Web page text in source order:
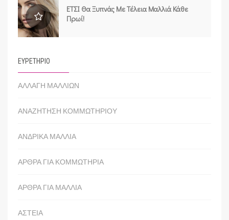
ΕΤΣΙ Θα Ξυπνάς Με Τέλεια Μαλλιά Κάθε
Πρωί!
ΕΥΡΕΤΗΡΙΟ
ΑΛΛΑΓΗ ΜΑΛΛΙΩΝ
ΑΝΑΖΗΤΗΣΗ ΚΟΜΜΩΤΗΡΙΟΥ
ΑΝΔΡΙΚΑ ΜΑΛΛΙΑ
ΑΡΘΡΑ ΓΙΑ ΚΟΜΜΩΤΗΡΙΑ
ΑΡΘΡΑ ΓΙΑ ΜΑΛΛΙΑ
ΑΣΤΕΙΑ